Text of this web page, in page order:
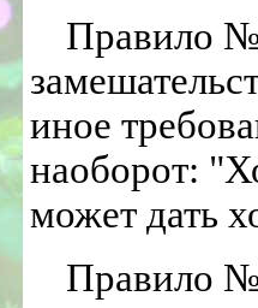
Правило №
иное
наоборот:
может дать
Правило №